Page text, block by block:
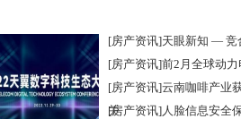
[房产资讯]天眼新知 — 竞
[房产资讯]前2月全球动
[房产资讯]云南咖啡产业
关
[房产资讯] 人脸信息安全